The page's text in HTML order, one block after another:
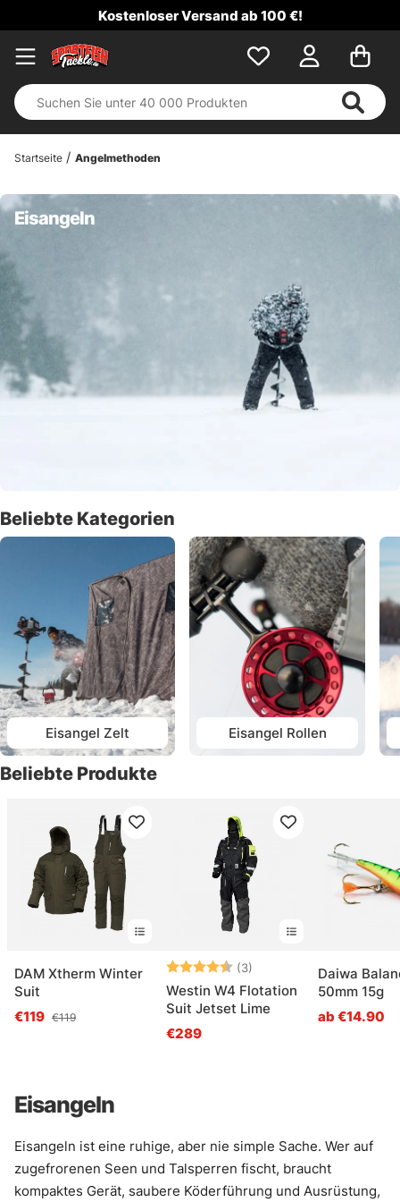
Kostenloser Versand ab 100 €!
Startseite Angelmethoden
Eisangeln
Beliebte Kategorien
Eisangel Zelt Eisangel Rollen
Beliebte Produkte
DAM Xtherm Winter
Suit
€119 €119
Bewertung:(3)
4.7 von 5 Sternen
Westin W4 Flotation
Suit Jetset Lime
€289
Daiwa
50mm 15g
ab €14.90
Eisangeln
Eisangeln ist eine ruhige, aber nie simple Sache. Wer auf
zugefrorenen Seen und Talsperren fischt, braucht
kompaktes Gerät, saubere Köderführung und Ausrüstung,